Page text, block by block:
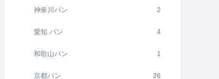
神奈川パン 2
愛知 パン 4
和歌山パン 1
京都パン 26